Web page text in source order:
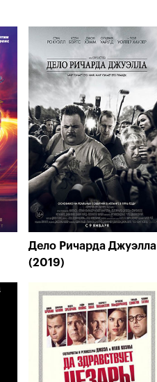
Дело Ричарда Джуэлла
(2019)